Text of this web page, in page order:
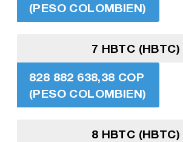
(PESO COLOMBIEN)
7 HBTC (HBTC)
828 882 638,38 COP
(PESO COLOMBIEN)
8 HBTC (HBTC)